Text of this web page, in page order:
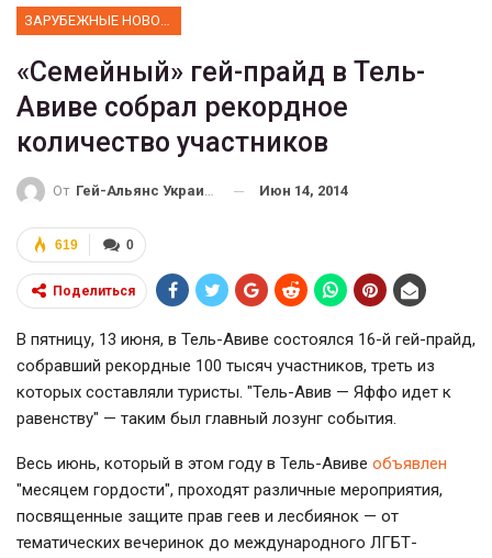
«Семейный» гей-прайд в Тель-
Авиве собрал рекордное
количество участников
От Гей-Альянс Украина Июн 14, 2014
0
619
Поделиться
В пятницу, 13 июня, в Тель-Авиве состоялся 16-й гей-прайд,
собравший рекордные 100 тысяч участников, треть из
которых составляли туристы. "Тель-Авив — Яффо идет к
равенству" — таким был главный лозунг события.
Весь июнь, который в этом году в Тель-Авиве объявлен
"месяцем гордости", проходят различные мероприятия,
посвященные защите прав геев и лесбиянок — от
тематических вечеринок до международного ЛГБТ-